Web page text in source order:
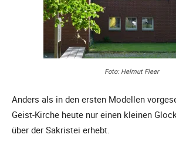
Foto: Helmut Fleer
Anders als in den ersten Modellen
Geist-Kirche heute nur einen kleinen
über der Sakristei erhebt.